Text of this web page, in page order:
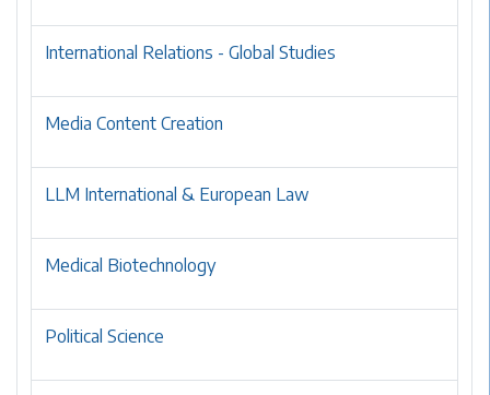
International Relations - Global Studies
Media Content Creation
LLM International & European Law
Medical Biotechnology
Political Science